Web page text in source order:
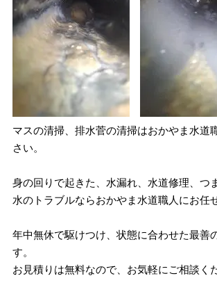
マスの清掃、排水菅の清掃はおかやま水道
さい。
身の回りで起きた、水漏れ、水道修理、つ
水のトラブルならおかやま水道職人にお任
年中無休で駆けつけ、状態に合わせた最善
す。
お見積りは無料なので、お気軽にご相談く